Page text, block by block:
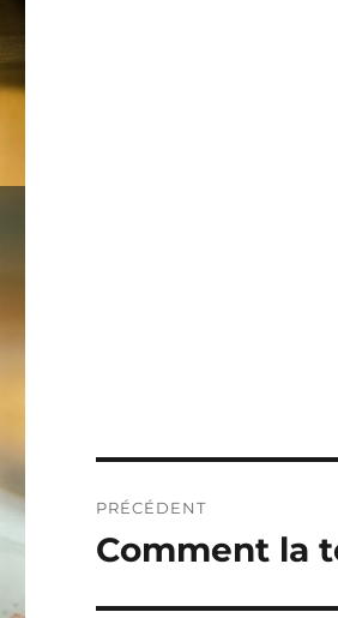
de
PRÉCÉDENT
Publication
Comment la